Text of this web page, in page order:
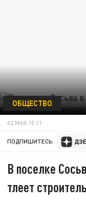
ОБЩЕСТВО
02 МАЯ 15:11
ПОДПИШИТЕСЬ:
В поселке
тлеет